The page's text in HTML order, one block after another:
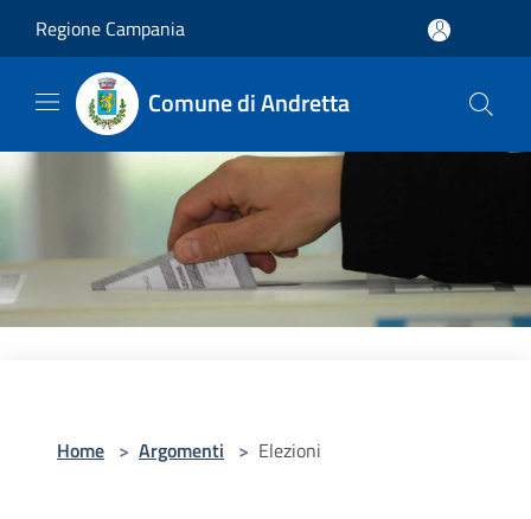
Regione Campania
Comune di Andretta
Home > Argomenti > Elezioni